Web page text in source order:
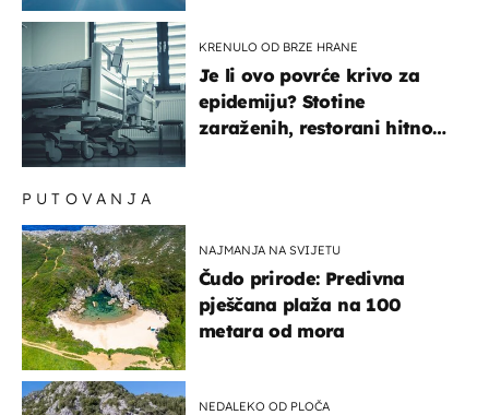
KRENULO OD BRZE HRANE
Je li ovo povrće krivo za
epidemiju? Stotine
zaraženih, restorani hitno
PUTOVANJA
NAJMANJA NA SVIJETU
Čudo prirode: Predivna
pješčana plaža na 100
metara od mora
NEDALEKO OD PLOČA